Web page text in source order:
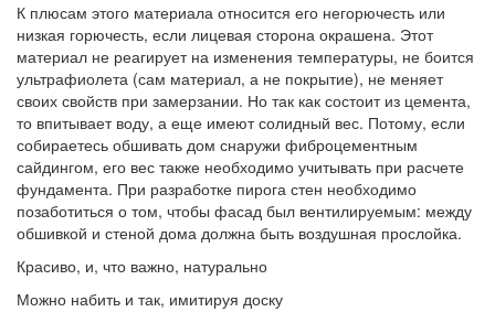
К плюсам этого материала относится его негорючесть или
низкая горючесть, если лицевая сторона окрашена. Этот
материал не реагирует на изменения температуры, не боится
ультрафиолета (сам материал, а не покрытие), не меняет
своих свойств при замерзании. Но так как состоит из цемента,
то впитывает воду, а еще имеют солидный вес. Потому, если
собираетесь обшивать дом снаружи фиброцементным
сайдингом, его вес также необходимо учитывать при расчете
фундамента. При разработке пирога стен необходимо
позаботиться о том, чтобы фасад был вентилируемым: между
обшивкой и стеной дома должна быть воздушная прослойка.
Красиво, и, что важно, натурально
Можно набить и так, имитируя доску